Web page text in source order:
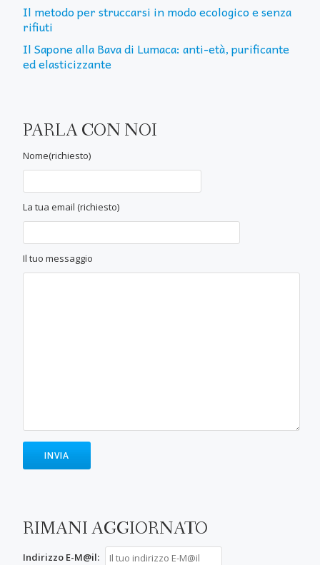
Il metodo per struccarsi in modo ecologico e senza
rifiuti
Il Sapone alla Bava di Lumaca: anti-età, purificante
ed elasticizzante
PARLA CON NOI
Nome(richiesto)
La tua email (richiesto)
Il tuo messaggio
RIMANI AGGIORNATO
Indirizzo E-M@il: